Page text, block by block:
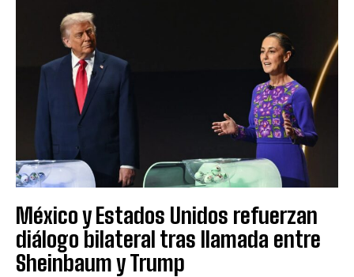
México y Estados Unidos refuerzan
diálogo bilateral tras llamada entre
Sheinbaum y Trump